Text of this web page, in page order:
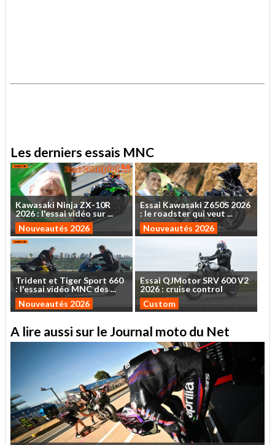
Les derniers essais MNC
Kawasaki NinjaZX-10R
2026: l'essaividéo sur...
Nouveautés 2026
Essai Kawasaki Z650S 2026
: le roadsterquiveut ...
Nouveautés 2026
Trident et TigerSport 660
: l'essaividéo MNCdes...
Nouveautés 2026
EssaiQJMotorSRV 600V2
2026 : cruise control
Custom
A lire aussi sur le Journal moto du Net